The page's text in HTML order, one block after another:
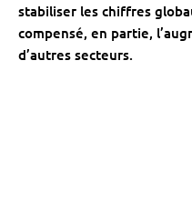
stabiliser les chiffres
compensé, en partie,
d’autres secteurs.